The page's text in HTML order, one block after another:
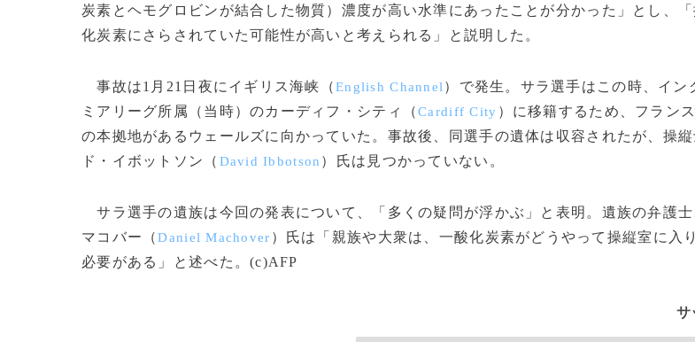
炭素とヘモグロビンが結合した物質）濃度が高い水準にあったことが分かった」とし、
化炭素にさらされていた可能性が高いと考えられる」と説明した。
事故は1月21日夜にイギリス海峡（English Channel ）で発生。サラ選手はこの時、イン
ミアリーグ所属（当時）のカーディフ・シティ（Cardiff City ）に移籍するため、フラン
の本拠地があるウェールズに向かっていた。事故後、同選手の遺体は収容されたが、操縦
ド・イボットソン（ David Ibbotson ）氏は見つかっていない。
サラ選手の遺族は今回の発表について、「多くの疑問が浮かぶ」と表明。遺族の弁護士
マコバー（Daniel Machover ）氏は「親族や大衆は、一酸化炭素がどうやって操縦室に入
必要がある」と述べた。(c)AFP
サ